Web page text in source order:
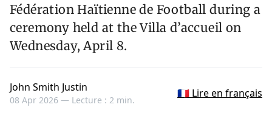
Fédération Haïtienne de Football during a
ceremony held at the Villa d’accueil on
Wednesday, April 8.
John Smith Justin
08 Apr 2026 — Lecture : 2 min.
🇫🇷 Lire en français